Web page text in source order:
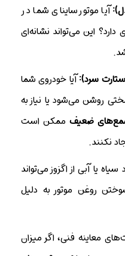
آیا موتور ساینای شما در
این می‌تواند نشانه‌ای
سرد):آیا خودروی شما
روشن می‌شود یا نیاز به
ضعیف ممکن است
نکنند.
یا آبی از اگزوز می‌تواند
روغن موتور به دلیل
معاینه فنی، اگر میزان